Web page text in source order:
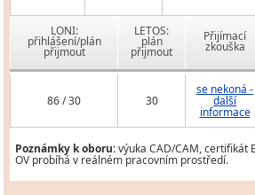
LONI:
přihlášení/plán
přijmout
LETOS:
plán
přijmout
Přijímací
zkouška
86 / 30 30
se nekoná -
další
informace
Poznámky k oboru:výuka CAD/CAM, certifikát
OV probíhá v reálném pracovním prostředí.